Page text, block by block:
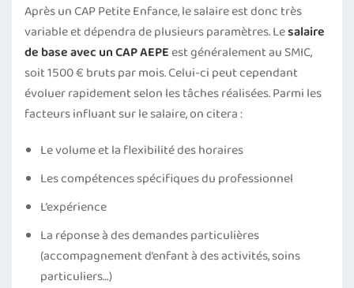
Après un CAP Petite Enfance, le salaire est donc très
variable et dépendra de plusieurs paramètres. Lesalaire
de base avec un CAP AEPEest généralement au SMIC,
soit 1500 € bruts par mois. Celui-ci peut cependant
évoluer rapidement selon les tâches réalisées. Parmi les
facteurs influant sur le salaire, on citera :
Le volume et la flexibilité des horaires
Les compétences spécifiques du professionnel
L’expérience
La réponse à des demandes particulières
(accompagnement d’enfant à des activités, soins
particuliers…)